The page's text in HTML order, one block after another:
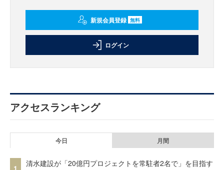
新規会員登録 無料
ログイン
アクセスランキング
今日 月間
清水建設が「20億円プロジェクトを常駐者2名で」を目指す